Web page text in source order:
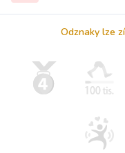
Odznaky lze